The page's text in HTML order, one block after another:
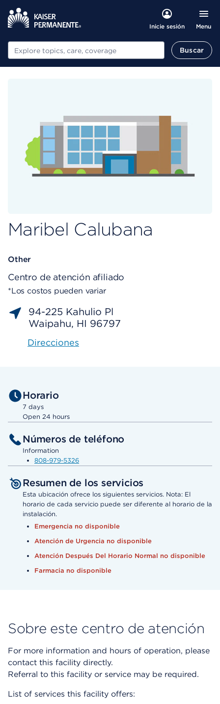
Inicie sesión Menu
Buscar Buscar
Maribel Calubana
Other
Centro de atención afiliado
*Los costos pueden variar
94-225 Kahulio Pl
Waipahu, HI 96797
Direcciones
Horario
7 days
Open 24 hours
Números de teléfono
Information
808-979-5326
Resumen de los servicios
Esta ubicación ofrece los siguientes servicios. Nota: El
horario de cada servicio puede ser diferente al horario de la
instalación.
Emergencia no disponible
Atención de Urgencia no disponible
Atención Después Del Horario Normal no disponible
Farmacia no disponible
Sobre este centro de atención
For more information and hours of operation, please
contact this facility directly.
Referral to this facility or service may be required.
List of services this facility offers: